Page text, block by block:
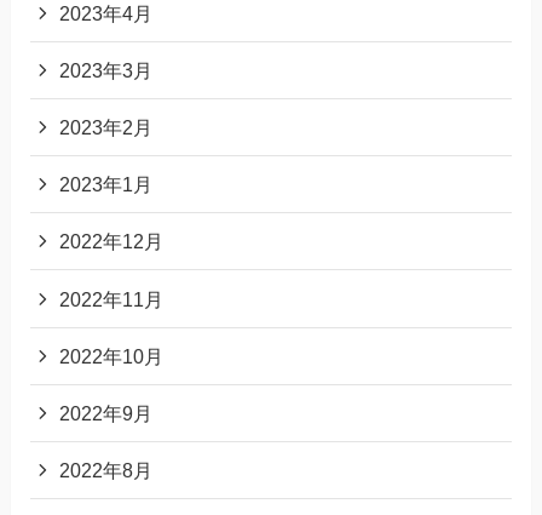
2023年4月
2023年3月
2023年2月
2023年1月
2022年12月
2022年11月
2022年10月
2022年9月
2022年8月